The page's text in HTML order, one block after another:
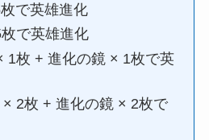
で英雄進化
で英雄進化
1枚 + 進化の鏡 × 1枚で英
2枚 + 進化の鏡 × 2枚で